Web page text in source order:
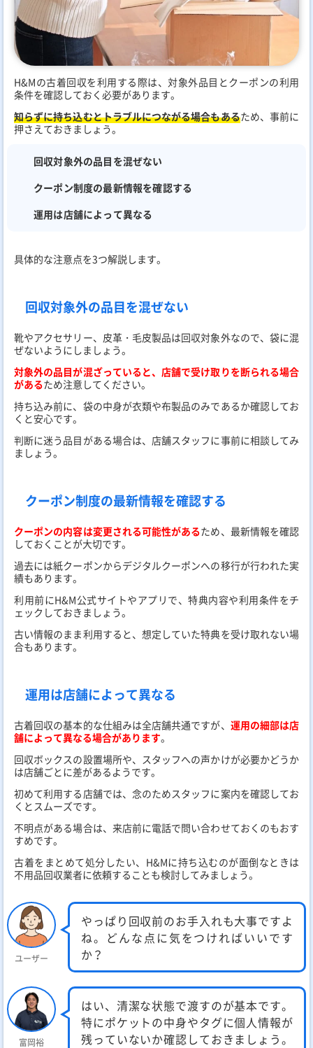
H&Mの古着回収を利用する際は、対象外品目とクーポンの利用
条件を確認しておく必要があります。
知らずに持ち込むとトラブルにつながる場合もあるため、事前に
押さえておきましょう。
回収対象外の品目を混ぜない
クーポン制度の最新情報を確認する
運用は店舗によって異なる
具体的な注意点を3つ解説します。
回収対象外の品目を混ぜない
靴やアクセサリー、皮革・毛皮製品は回収対象外なので、袋に混
ぜないようにしましょう。
対象外の品目が混ざっていると、店舗で受け取りを断られる場合
があるため注意してください。
持ち込み前に、袋の中身が衣類や布製品のみであるか確認してお
くと安心です。
判断に迷う品目がある場合は、店舗スタッフに事前に相談してみ
ましょう。
クーポン制度の最新情報を確認する
クーポンの内容は変更される可能性があるため、最新情報を確認
しておくことが大切です。
過去には紙クーポンからデジタルクーポンへの移行が行われた実
績もあります。
利用前にH&M公式サイトやアプリで、特典内容や利用条件をチ
ェックしておきましょう。
古い情報のまま利用すると、想定していた特典を受け取れない場
合もあります。
運用は店舗によって異なる
古着回収の基本的な仕組みは全店舗共通ですが、 運用の細部は店
舗によって異なる場合があります。
回収ボックスの設置場所や、スタッフへの声かけが必要かどうか
は店舗ごとに差があるようです。
初めて利用する店舗では、念のためスタッフに案内を確認してお
くとスムーズです。
不明点がある場合は、来店前に電話で問い合わせておくのもおす
すめです。
古着をまとめて処分したい、H&Mに持ち込むのが面倒なときは
不用品回収業者に依頼することも検討してみましょう。
ユーザー
やっぱり回収前のお手入れも大事ですよ
ね。どんな点に気をつければいいです
か？
富岡裕
はい、清潔な状態で渡すのが基本です。
特にポケットの中身やタグに個人情報が
残っていないか確認しておきましょう。